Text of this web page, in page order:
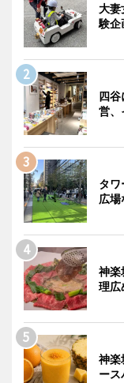
大
験企
四
営、
タ
広場
神
理広
神楽
ース